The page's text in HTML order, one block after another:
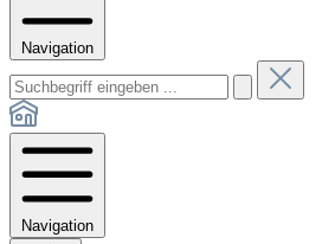
Navigation
Navigation